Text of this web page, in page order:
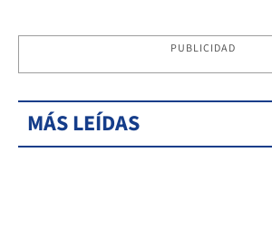
PUBLICIDAD
MÁS LEÍDAS